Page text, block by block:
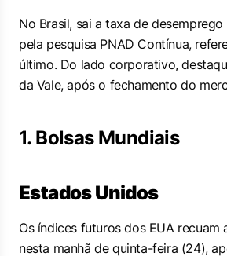
No Brasil, sai a taxa de
pela pesquisa PNAD Contínua,
último. Do lado corporativo,
da Vale, após o fechamento do
1. Bolsas Mundiais
Estados Unidos
Os índices futuros dos EUA recuam
nesta manhã de quinta-feira (24),